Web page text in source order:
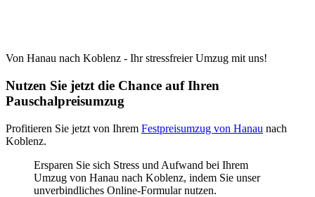
Von Hanau nach Koblenz - Ihr stressfreier Umzug mit uns!
Nutzen Sie jetzt die Chance auf Ihren
Pauschalpreisumzug
Profitieren Sie jetzt von Ihrem Festpreisumzug von Hanau nach
Koblenz.
Ersparen Sie sich Stress und Aufwand bei Ihrem
Umzug von Hanau nach Koblenz, indem Sie unser
unverbindliches Online-Formular nutzen.